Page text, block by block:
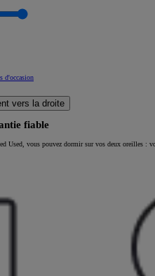
d'occasion
vers la droite
fiable
Used, vous pouvez dormir sur vos deux oreilles :